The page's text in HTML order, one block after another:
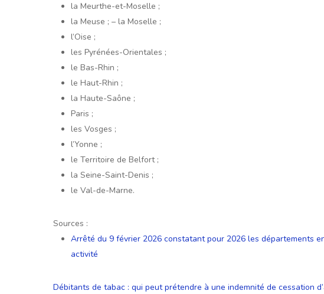
la Meurthe-et-Moselle ;
la Meuse ; – la Moselle ;
l’Oise ;
les Pyrénées-Orientales ;
le Bas-Rhin ;
le Haut-Rhin ;
la Haute-Saône ;
Paris ;
les Vosges ;
l’Yonne ;
le Territoire de Belfort ;
la Seine-Saint-Denis ;
le Val-de-Marne.
Sources :
Arrêté du 9 février 2026 constatant pour 2026 les départements
activité
Débitants de tabac : qui peut prétendre à une indemnité de cessation